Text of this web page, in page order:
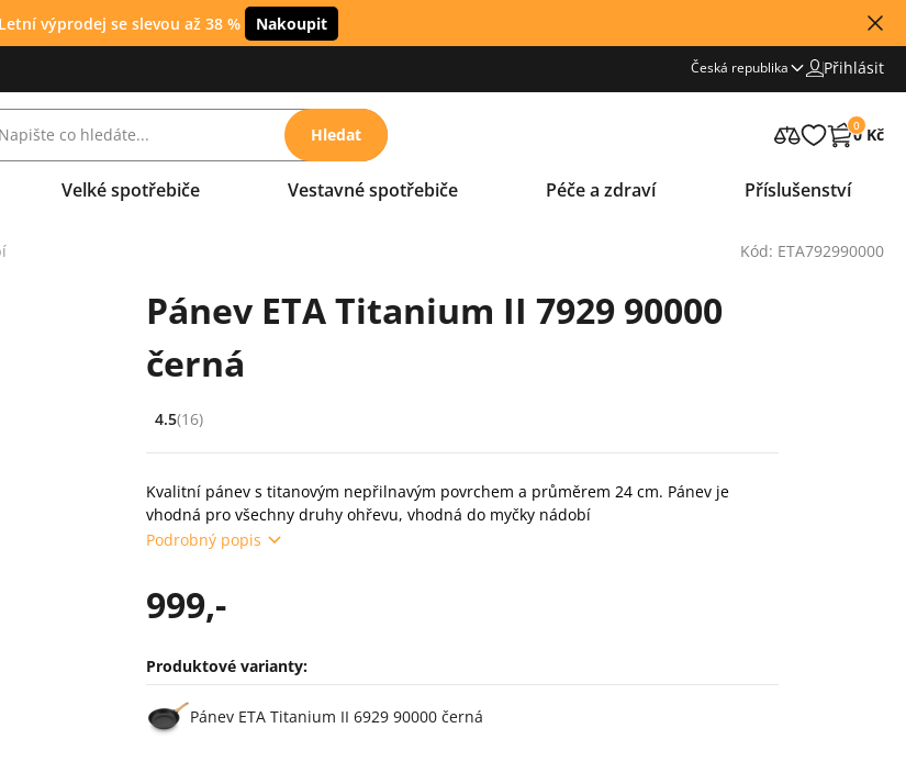
Letní výprodej se slevou až 38 % Nakoupit
Česká republika Přihlásit
Hledat 0
0 Kč
Velké spotřebiče Vestavné spotřebiče Péče a zdraví Příslušenství
Kód: ETA792990000
Pánev ETA Titanium II 7929 90000
černá
Hodnocení: 4.5 z 5 (16 recenzí)
4.5(16)
Kvalitní pánev s titanovým nepřilnavým povrchem a průměrem 24 cm. Pánev je
vhodná pro všechny druhy ohřevu, vhodná do myčky nádobí
Podrobný popis
999,-
Produktové varianty:
Pánev ETA Titanium II 6929 90000 černá